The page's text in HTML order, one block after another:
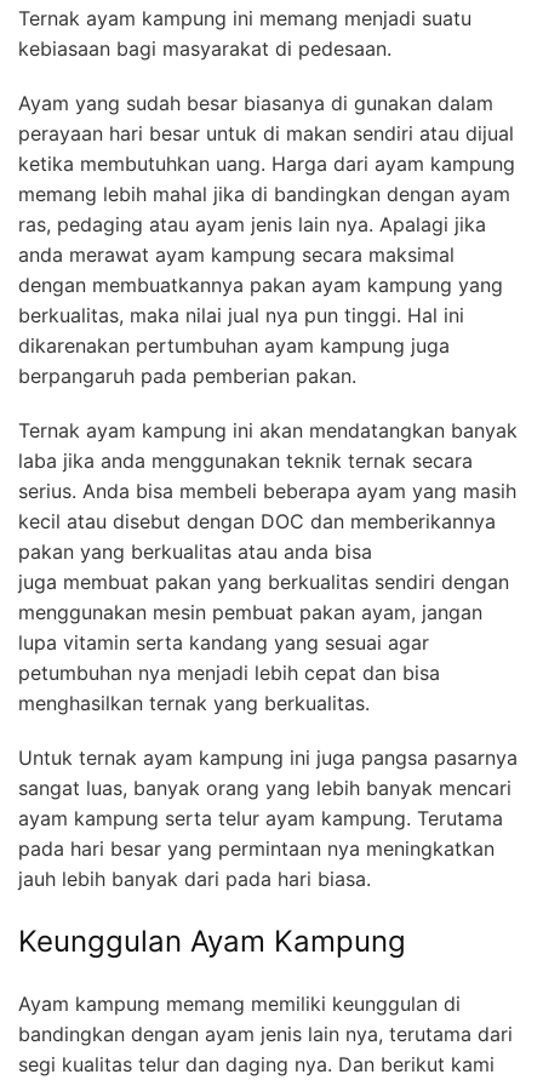
Ternak ayam kampung ini memang menjadi suatu
kebiasaan bagi masyarakat di pedesaan.
Ayam yang sudah besar biasanya di gunakan dalam
perayaan hari besar untuk di makan sendiri atau dijual
ketika membutuhkan uang. Harga dari ayam kampung
memang lebih mahal jika di bandingkan dengan ayam
ras, pedaging atau ayam jenis lain nya. Apalagi jika
anda merawat ayam kampung secara maksimal
dengan membuatkannya pakan ayam kampung yang
berkualitas, maka nilai jual nya pun tinggi. Hal ini
dikarenakan pertumbuhan ayam kampung juga
berpangaruh pada pemberian pakan.
Ternak ayam kampung ini akan mendatangkan banyak
laba jika anda menggunakan teknik ternak secara
serius. Anda bisa membeli beberapa ayam yang masih
kecil atau disebut dengan DOC dan memberikannya
pakan yang berkualitas atau anda bisa
juga membuat pakan yang berkualitas sendiri dengan
menggunakan mesin pembuat pakan ayam, jangan
lupa vitamin serta kandang yang sesuai agar
petumbuhan nya menjadi lebih cepat dan bisa
menghasilkan ternak yang berkualitas.
Untuk ternak ayam kampung ini juga pangsa pasarnya
sangat luas, banyak orang yang lebih banyak mencari
ayam kampung serta telur ayam kampung. Terutama
pada hari besar yang permintaan nya meningkatkan
jauh lebih banyak dari pada hari biasa.
Keunggulan Ayam Kampung
Ayam kampung memang memiliki keunggulan di
bandingkan dengan ayam jenis lain nya, terutama dari
segi kualitas telur dan daging nya. Dan berikut kami